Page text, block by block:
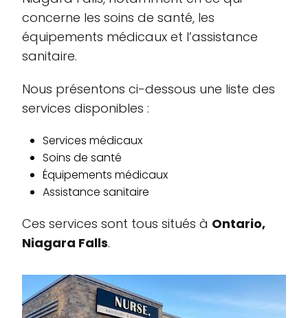
concerne les soins de santé, les
équipements médicaux et l’assistance
sanitaire.
Nous présentons ci-dessous une liste des
services disponibles :
Services médicaux
Soins de santé
Équipements médicaux
Assistance sanitaire
Ces services sont tous situés à Ontario,
Niagara Falls.